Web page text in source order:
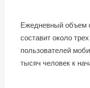
Ежедневный объем
составит около
пользователей
тысяч человек к